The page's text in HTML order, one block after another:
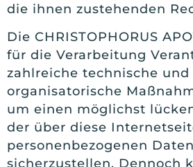
die ihnen zustehenden
Die CHRISTOPHORUS
für die Verarbeitung
zahlreiche technische und
organisatorische
um einen möglichst
der über diese
personenbezogenen Daten
sicherzustellen. Dennoch